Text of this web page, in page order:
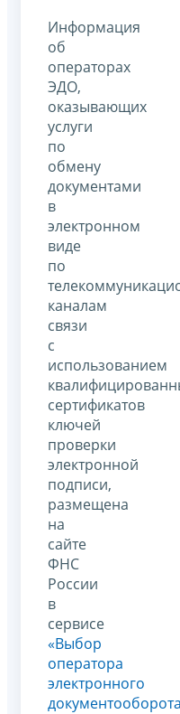
Информация
об
операторах
ЭДО,
оказывающих
услуги
по
обмену
документами
в
электронном
виде
по
каналам
связи
с
использованием
сертификатов
ключей
проверки
электронной
подписи,
размещена
на
сайте
ФНС
России
в
сервисе
«Выбор
оператора
электронного